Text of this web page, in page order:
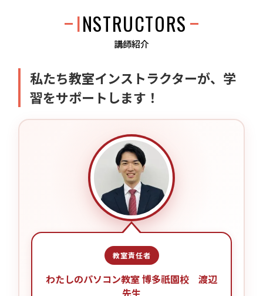
INSTRUCTORS
講師紹介
私たち教室インストラクターが、学
習をサポートします！
教室責任者
わたしのパソコン教室 博多祇園校 渡辺
先生